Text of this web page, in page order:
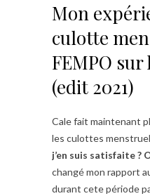
Mon
culotte
FEMPO
(edit 2021)
Cale fait maintenant
les culottes
j’en suis satisfaite ?
changé mon rapport
durant cete période